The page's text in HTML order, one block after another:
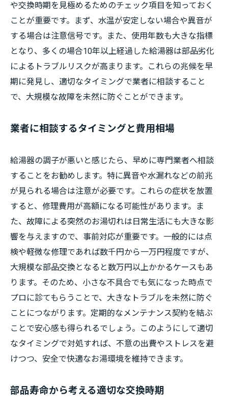
や交換時期を見極めるためのチェック項目を知っておく
ことが重要です。まず、水温が安定しない場合や異音が
する場合は注意信号です。また、使用年数も大きな指標
となり、多くの場合10年以上経過した給湯器は部品劣化
によるトラブルリスクが高まります。これらの兆候を早
期に発見し、適切なタイミングで業者に相談すること
で、大規模な故障を未然に防ぐことができます。
業者に相談するタイミングと費用相場
給湯器の調子が悪いと感じたら、早めに専門業者へ相談
することをお勧めします。特に異音や水漏れなどの前兆
が見られる場合は注意が必要です。これらの症状を放置
すると、修理費用が高額になる可能性があります。ま
た、故障による突然のお湯切れは日常生活にも大きな影
響を与えますので、事前対応が重要です。一般的には点
検や軽微な修理であれば数千円から一万円程度ですが、
大規模な部品交換となると数万円以上かかるケースもあ
ります。そのため、小さな不具合でも気になった時点で
プロに診てもらうことで、大きなトラブルを未然に防ぐ
ことにつながります。定期的なメンテナンス契約を結ぶ
ことで安心感も得られるでしょう。このようにして適切
なタイミングで対処すれば、不意の出費やストレスを避
けつつ、安全で快適なお湯環境を維持できます。
部品寿命から考える適切な交換時期